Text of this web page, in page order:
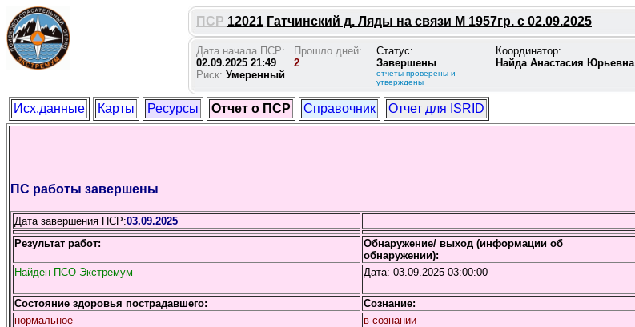
ПСР 12021 Гатчинский д. Ляды на связи М 1957гр. с 02.09.2025
Дата начала ПСР:
02.09.2025 21:49
Риск: Умеренный
Прошло дней:
2
Статус:
Завершены
отчеты проверены и
утверждены
Координатор:
Найда Анастасия Юрьевна
Исх.данные Карты Ресурсы Отчет о ПСР Справочник Отчет для ISRID
ПС работы завершены
Дата завершения ПСР:03.09.2025
Результат работ:
Обнаружение/ выход (информации об
обнаружении):
Найден ПСО Экстремум
Дата: 03.09.2025 03:00:00
Состояние здоровья пострадавшего:
Сознание:
нормальное
в сознании